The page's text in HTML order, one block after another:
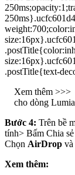
.postTitle{text-
Xem thêm >>>
cho dòng
Bước 4: Trên bề
tính> Bấm Chia
Chọn AirDrop và
Xem thêm: